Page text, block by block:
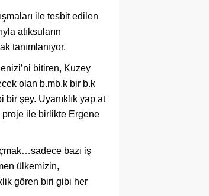
ile tesbit edilen
atıksuların
tanımlanıyor.
bitiren, Kuzey
olan b.mb.k bir b.k
şey. Uyanıklık yap at
proje ile birlikte Ergene
bazı iş
ülkemizin,
gören biri gibi her